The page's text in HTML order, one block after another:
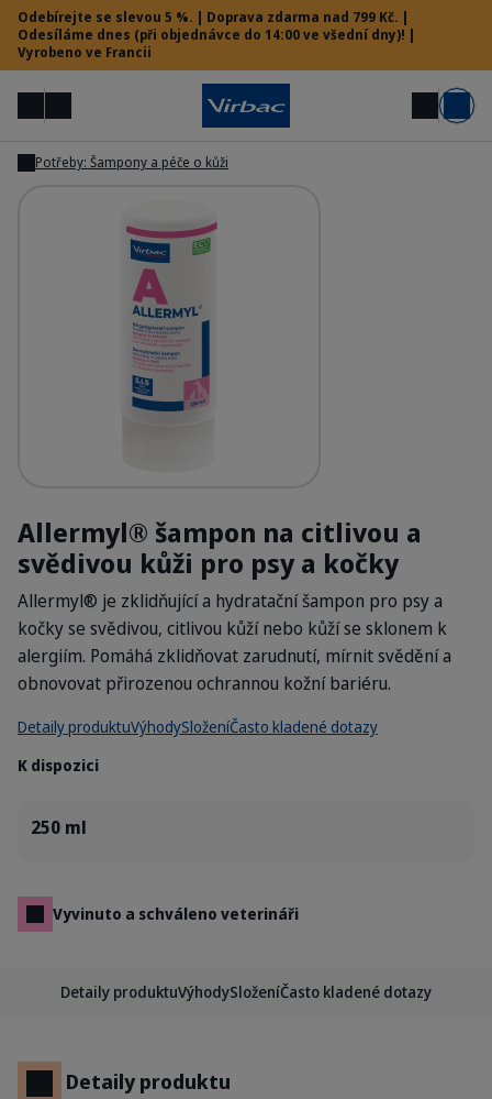
Odebírejte se slevou 5 %. | Doprava zdarma nad 799 Kč. |
Odesíláme dnes (při objednávce do 14:00 ve všední dny)! |
Vyrobeno ve Francii
MenuHledat Můj účet Košík
Potřeby: Šampony a péče o kůži
Allermyl
Allermyl® šampon na citlivou a
svědivou kůži pro psy a kočky
Allermyl® je zklidňující a hydratační šampon pro psy a
kočky se svědivou, citlivou kůží nebo kůží se sklonem k
alergiím. Pomáhá zklidňovat zarudnutí, mírnit svědění a
obnovovat přirozenou ochrannou kožní bariéru.
Detaily produktuVýhodySloženíČasto kladené dotazy
K dispozici
250 ml
Vyvinuto a schváleno veterináři
Detaily produktuVýhodySloženíČasto kladené dotazy
Detaily produktu